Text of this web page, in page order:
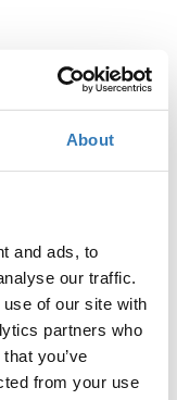
About
and ads, to
our traffic.
of our site with
partners who
you’ve
from your use
λήξει.
Α/
(Δημόσιας και
εξοικειωθούν με
και
μάθησης.